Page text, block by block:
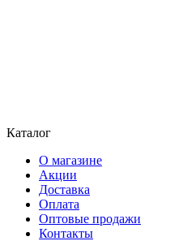
Каталог
О магазине
Акции
Доставка
Оплата
Оптовые продажи
Контакты